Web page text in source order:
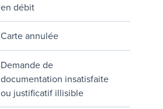
en débit
Carte annulée
Demande de
documentation insatisfaite
ou justificatif illisible